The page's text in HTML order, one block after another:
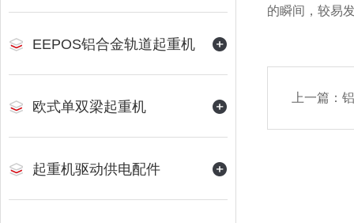
EEPOS铝合金轨道起重机
欧式单双梁起重机
起重机驱动供电配件
的瞬间，较易
上一篇：